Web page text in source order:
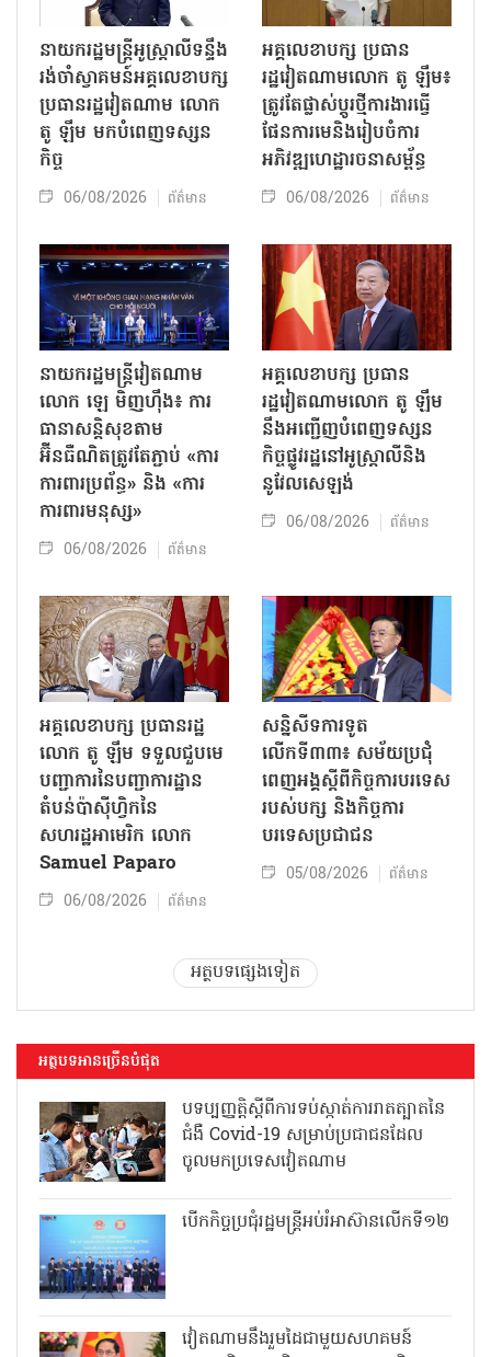
នាយករដ្ឋមន្ត្រីអូស្ត្រាលីទន្ទឹង
រង់ចាំស្វាគមន៍អគ្គលេខាបក្ស
ប្រធានរដ្ឋវៀតណាម លោក
តូ ឡឹម មកបំពេញទស្សន
កិច្ច
06/08/2026 ព័ត៌មាន
អគ្គលេខាបក្ស ប្រធាន
រដ្ឋវៀតណាមលោក តូ ឡឹម៖
ត្រូវតែផ្លាស់ប្ដូរថ្មីការងារធ្វើ
ផែនការមេនិងរៀបចំការ
អភិវឌ្ឍហេដ្ឋារចនាសម្ព័ន្ធ
06/08/2026 ព័ត៌មាន
នាយករដ្ឋមន្ត្រីវៀតណាម
លោក ឡេ មិញហ៊ឹង៖ ការ
ធានាសន្តិសុខតាម
អ៊ីនធឺណិតត្រូវតែភ្ជាប់ «ការ
ការពារប្រព័ន្ធ» និង «ការ
ការពារមនុស្ស»
06/08/2026 ព័ត៌មាន
អគ្គលេខាបក្ស ប្រធាន
រដ្ឋវៀតណាមលោក តូ ឡឹម
នឹងអញ្ជើញបំពេញទស្សន
កិច្ចផ្លូវរដ្ឋនៅអូស្ត្រាលីនិង
នូវែលសេឡង់
06/08/2026 ព័ត៌មាន
អគ្គលេខាបក្ស ប្រធានរដ្ឋ
លោក តូ ឡឹម ទទួលជួបមេ
បញ្ជាការនៃបញ្ជាការដ្ឋាន
តំបន់ប៉ាស៊ីហ្វិកនៃ
សហរដ្ឋអាមេរិក លោក
Samuel Paparo
06/08/2026 ព័ត៌មាន
សន្និសីទការទូត
លើកទី៣៣៖ សម័យប្រជុំ
ពេញអង្គស្តីពីកិច្ច​ការបរទេស
របស់​បក្ស និងកិច្ច​ការ
បរទេសប្រជាជន
05/08/2026 ព័ត៌មាន
អត្ថបទផ្សេងទៀត
អត្ថបទអានច្រើនបំផុត
បទប្បញ្ញត្តិស្តីពីការទប់ស្កាត់ការរាតត្បាតនៃ
ជំងឺ Covid-19 សម្រាប់ប្រជាជនដែល
ចូលមកប្រទេសវៀតណាម
បើកកិច្ចប្រជុំរដ្ឋមន្ត្រីអប់រំអាស៊ានលើកទី១២
វៀតណាមនឹងរួមដៃជាមួយសហគមន៍